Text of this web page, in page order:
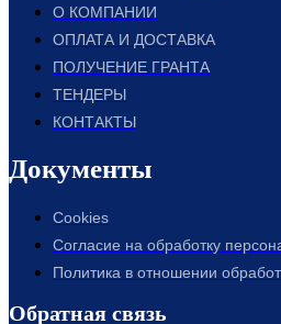
О КОМПАНИИ
ОПЛАТА И ДОСТАВКА
ПОЛУЧЕНИЕ ГРАНТА
ТЕНДЕРЫ
КОНТАКТЫ
Документы
Cookies
Согласие на обработку
Политика в отношении
Обратная связь